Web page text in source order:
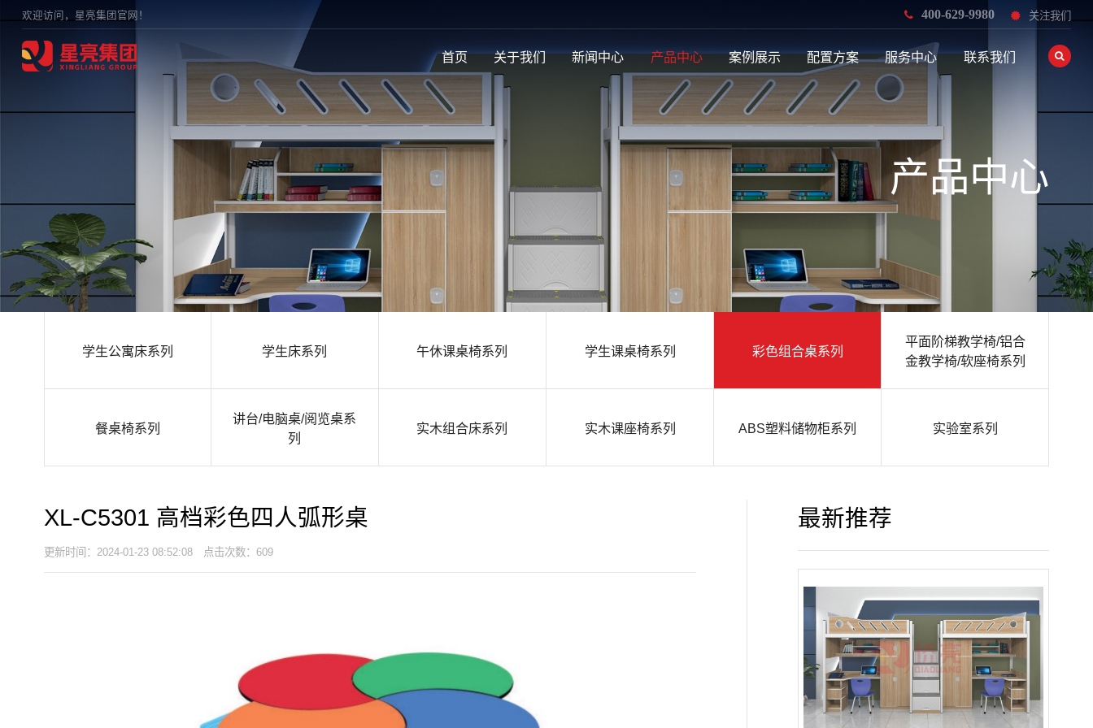
欢迎访问，星亮集团官网！ 400-629-9980 关注我们
首页 关于我们 新闻中心 产品中心 案例展示 配置方案 服务中心 联系我们
产品中心
学生公寓床系列 学生床系列 午休课桌椅系列 学生课桌椅系列 彩色组合桌系列
平面阶梯教学椅/铝合
金教学椅/软座椅系列
餐桌椅系列
讲台/电脑桌/阅览桌系
列
实木组合床系列 实木课座椅系列 ABS塑料储物柜系列 实验室系列
XL-C5301 高档彩色四人弧形桌
更新时间：2024-01-23 08:52:08 点击次数：609
最新推荐